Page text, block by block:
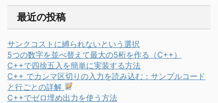
最近の投稿
サンクコストに縛られないという選択
5つの数字を並べ替えて最大の5桁を作る（C++）
C++で四捨五入を簡単に実装する方法
C++ でカンマ区切りの入力を読み込む：サンプルコード
と行ごとの詳解
C++でゼロ埋め出力を使う方法